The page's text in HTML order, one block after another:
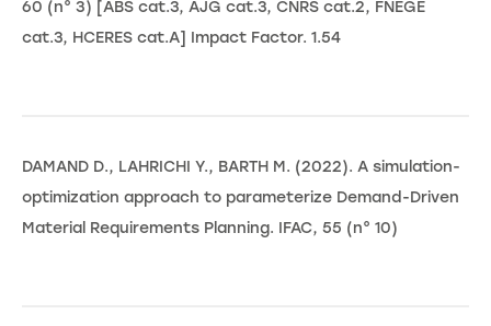
60 (n° 3) [ABS cat.3, AJG cat.3, CNRS cat.2, FNEGE
cat.3, HCERES cat.A] Impact Factor. 1.54
DAMAND D., LAHRICHI Y., BARTH M. (2022). A simulation-
optimization approach to parameterize Demand-Driven
Material Requirements Planning. IFAC, 55 (n° 10)